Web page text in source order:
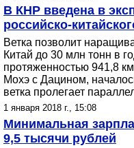
В КНР введена в
российско-
Ветка позволит
Китай до 30 млн тонн в
протяженностью 941,8
Мохэ с Дацином,
ветка пролегает
1 января 2018 г., 15:08
Минимальная
9,5 тысячи рублей